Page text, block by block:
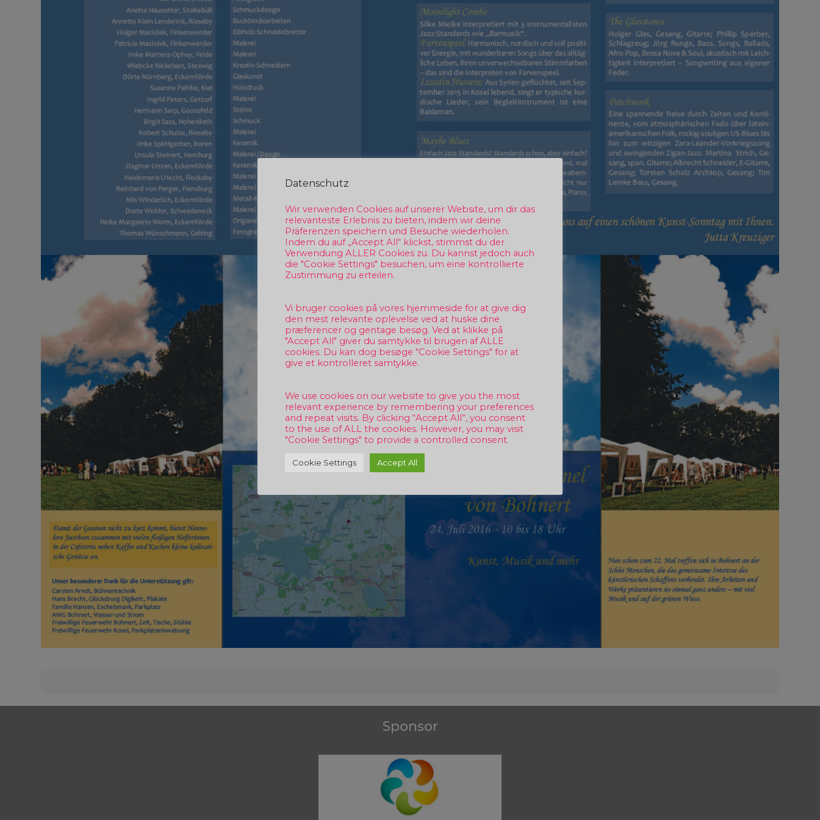
Sponsor
Datenschutz
Wir verwenden Cookies auf unserer Website, um dir das
relevanteste Erlebnis zu bieten, indem wir deine
Präferenzen speichern und Besuche wiederholen.
Indem du auf „Accept All“ klickst, stimmst du der
Verwendung ALLER Cookies zu. Du kannst jedoch auch
die "Cookie Settings" besuchen, um eine kontrollierte
Zustimmung zu erteilen.
Vi bruger cookies på vores hjemmeside for at give dig
den mest relevante oplevelse ved at huske dine
præferencer og gentage besøg. Ved at klikke på
"Accept All" giver du samtykke til brugen af ALLE
cookies. Du kan dog besøge "Cookie Settings" for at
give et kontrolleret samtykke.
We use cookies on our website to give you the most
relevant experience by remembering your preferences
and repeat visits. By clicking “Accept All”, you consent
to the use of ALL the cookies. However, you may visit
"Cookie Settings" to provide a controlled consent.
Cookie Settings Accept All